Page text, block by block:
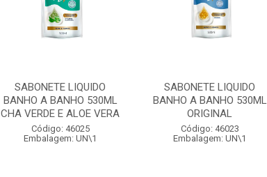
SABONETE LIQUIDO
BANHO A BANHO 530ML
CHA VERDE E ALOE VERA
Código: 46025
Embalagem: UN\1
SABONETE LIQUIDO
BANHO A BANHO 530ML
ORIGINAL
Código: 46023
Embalagem: UN\1